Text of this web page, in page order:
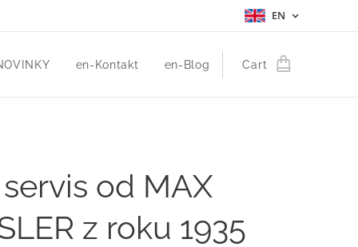
EN
en-Kontakt en-Blog Cart
od MAX
z roku 1935